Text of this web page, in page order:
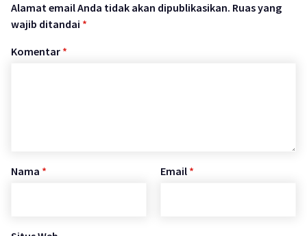
Alamat email Anda tidak akan dipublikasikan. Ruas yang
wajib ditandai *
Komentar *
Nama * Email *